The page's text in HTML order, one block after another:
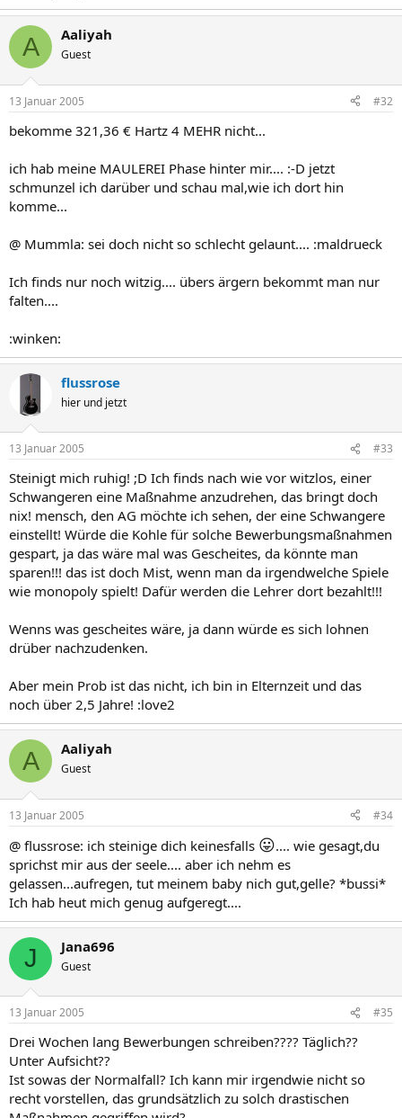
A Aaliyah
Guest
13 Januar 2005 #32
bekomme 321,36 € Hartz 4 MEHR nicht...
ich hab meine MAULEREI Phase hinter mir.... :-D jetzt
schmunzel ich darüber und schau mal,wie ich dort hin
komme...
@ Mummla: sei doch nicht so schlecht gelaunt.... :maldrueck
Ich finds nur noch witzig.... übers ärgern bekommt man nur
falten....
:winken:
flussrose
hier und jetzt
13 Januar 2005 #33
Steinigt mich ruhig! ;D Ich finds nach wie vor witzlos, einer
Schwangeren eine Maßnahme anzudrehen, das bringt doch
nix! mensch, den AG möchte ich sehen, der eine Schwangere
einstellt! Würde die Kohle für solche Bewerbungsmaßnahmen
gespart, ja das wäre mal was Gescheites, da könnte man
sparen!!! das ist doch Mist, wenn man da irgendwelche Spiele
wie monopoly spielt! Dafür werden die Lehrer dort bezahlt!!!
Wenns was gescheites wäre, ja dann würde es sich lohnen
drüber nachzudenken.
Aber mein Prob ist das nicht, ich bin in Elternzeit und das
noch über 2,5 Jahre! :love2
A Aaliyah
Guest
13 Januar 2005 #34
@ flussrose: ich steinige dich keinesfalls 😛.... wie gesagt,du
sprichst mir aus der seele.... aber ich nehm es
gelassen...aufregen, tut meinem baby nich gut,gelle? *bussi*
Ich hab heut mich genug aufgeregt....
J Jana696
Guest
13 Januar 2005 #35
Drei Wochen lang Bewerbungen schreiben???? Täglich??
Unter Aufsicht??
Ist sowas der Normalfall? Ich kann mir irgendwie nicht so
recht vorstellen, das grundsätzlich zu solch drastischen